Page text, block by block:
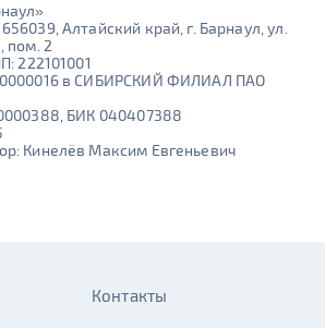
Алтайский край, г. Барнаул, ул.
пом. 2
222101001
в СИБИРСКИЙ ФИЛИАЛ ПАО
БИК 040407388
Кинелёв Максим Евгеньевич
Контакты